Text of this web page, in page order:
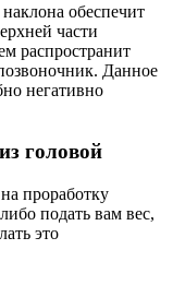
обеспечит
части
распространит
Данное
негативно
головой
проработку
подать вам вес,
это